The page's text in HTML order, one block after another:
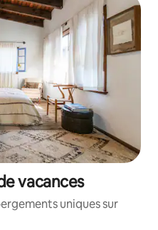
vacances
uniques sur